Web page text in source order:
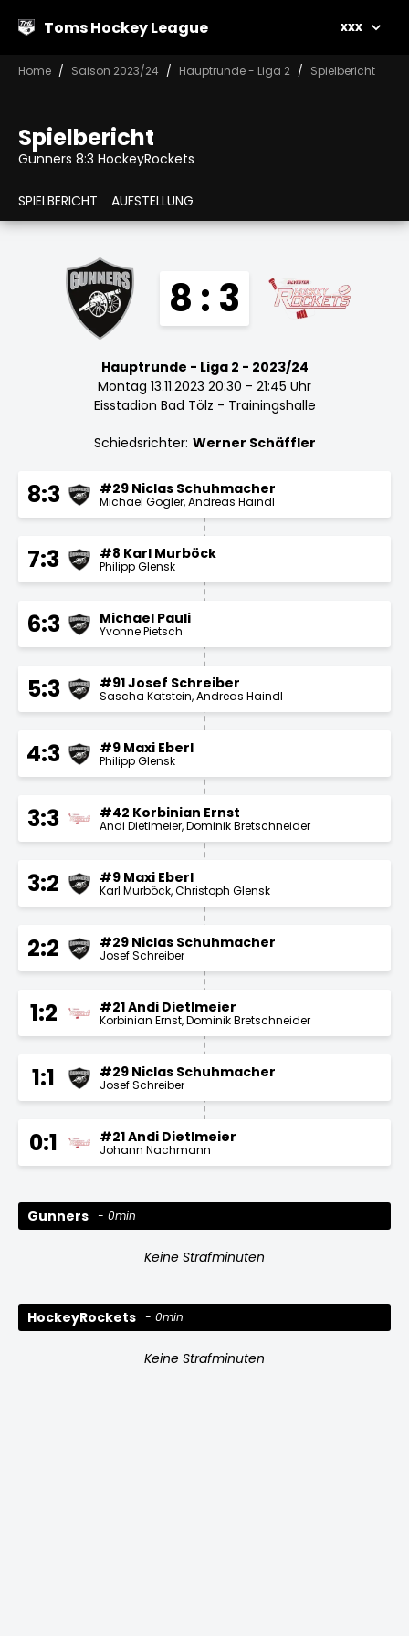
Toms Hockey League xxx
Home Saison 2023/24 Hauptrunde - Liga 2 Spielbericht
Spielbericht
Gunners 8:3 HockeyRockets
SPIELBERICHT AUFSTELLUNG
8 : 3
Hauptrunde - Liga 2 - 2023/24
Montag 13.11.2023 20:30 - 21:45 Uhr
Eisstadion Bad Tölz - Trainingshalle
Schiedsrichter: Werner Schäffler
8:3 #29 Niclas Schuhmacher
Michael Gögler Andreas Haindl
7:3 #8 Karl Murböck
Philipp Glensk
6:3 Michael Pauli
Yvonne Pietsch
5:3 #91 Josef Schreiber
Sascha Katstein Andreas Haindl
4:3 #9 Maxi Eberl
Philipp Glensk
3:3 #42 Korbinian Ernst
Andi Dietlmeier Dominik Bretschneider
3:2 #9 Maxi Eberl
Karl Murböck Christoph Glensk
2:2 #29 Niclas Schuhmacher
Josef Schreiber
1:2 #21 Andi Dietlmeier
Korbinian Ernst Dominik Bretschneider
1:1 #29 Niclas Schuhmacher
Josef Schreiber
0:1 #21 Andi Dietlmeier
Johann Nachmann
Gunners 0min
Keine Strafminuten
HockeyRockets 0min
Keine Strafminuten